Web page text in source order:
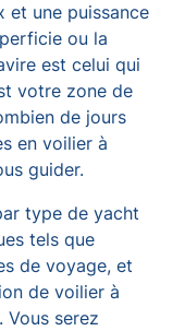
et une puissance
ou la
est celui qui
votre zone de
de jours
en voilier à
guider.
type de yacht
tels que
de voyage, et
de voilier à
serez